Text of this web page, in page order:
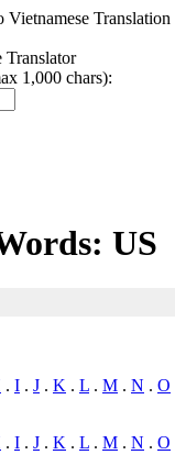
Translation
Translator
1,000 chars):
US
. I . J . K . L . M . N . O
. I . J . K . L . M . N . O